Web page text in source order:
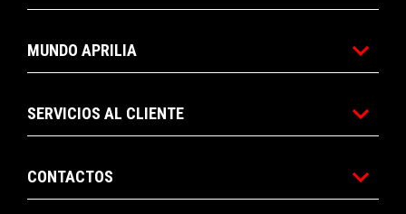
MUNDO APRILIA
SERVICIOS AL CLIENTE
CONTACTOS